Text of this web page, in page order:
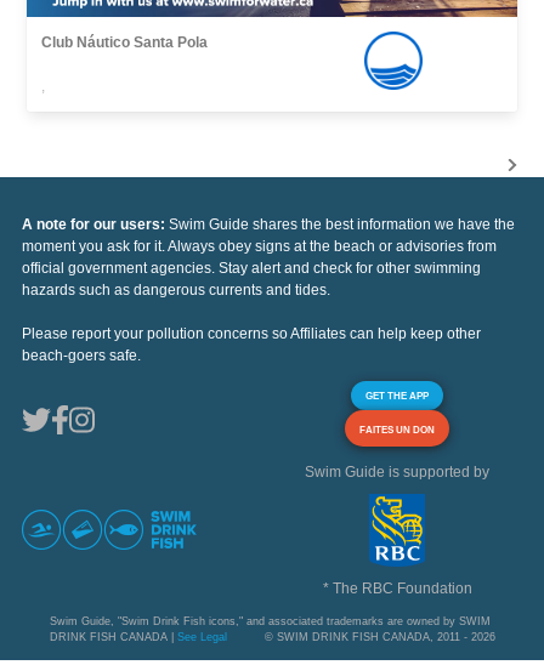
Club Náutico Santa Pola
,
A note for our users: Swim Guide shares the best information we have the
moment you ask for it. Always obey signs at the beach or advisories from
official government agencies. Stay alert and check for other swimming
hazards such as dangerous currents and tides.
Please report your pollution concerns so Affiliates can help keep other
beach-goers safe.
GET THE APP
FAITES UN DON
Swim Guide is supported by
* The RBC Foundation
Swim Guide, "Swim Drink Fish icons," and associated trademarks are owned by SWIM
DRINK FISH CANADA | See Legal © SWIM DRINK FISH CANADA, 2011 - 2026